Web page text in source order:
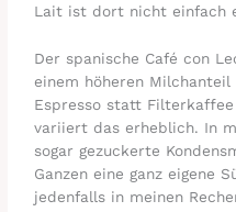
Lait ist dort nicht einfach
Der spanische Café con
einem höheren
Espresso statt
variiert das erheblich. In
sogar gezuckerte
Ganzen eine ganz eigene
jedenfalls in meinen